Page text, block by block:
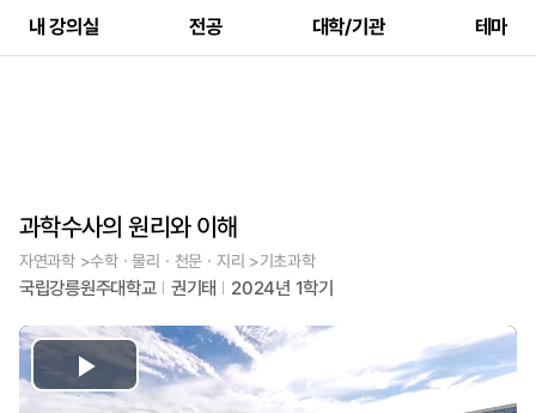
내 강의실 전공 대학/기관 테마
과학수사의 원리와 이해
자연과학 >수학ㆍ물리ㆍ천문ㆍ지리 >기초과학
국립강릉원주대학교 권기태 2024년 1학기
Play